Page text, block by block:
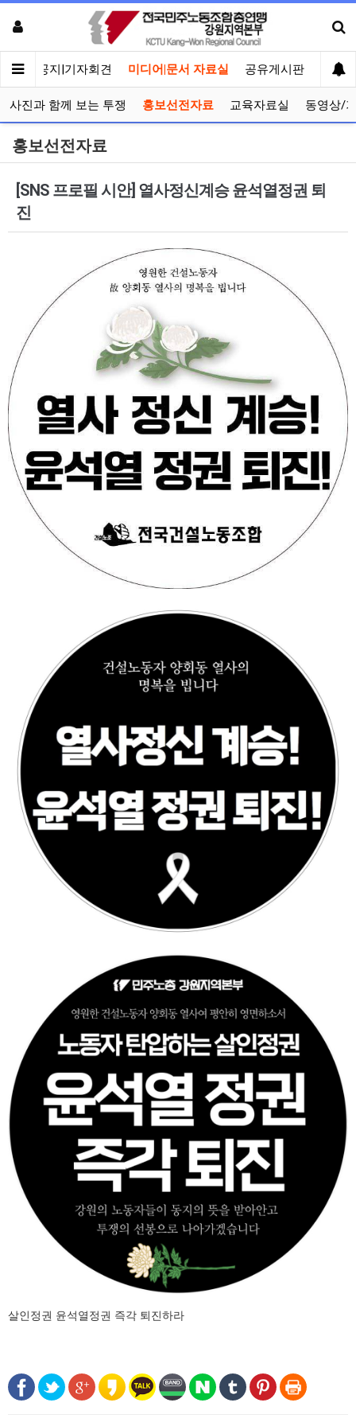
인 공지|기자회견 미디어|문서 자료실 공유게시판 선거
사진과 함께 보는 투쟁 홍보선전자료 교육자료실 동영상/
홍보선전자료
[SNS 프로필 시안] 열사정신계승 윤석열정권 퇴
진
살인정권 윤석열정권 즉각 퇴진하라